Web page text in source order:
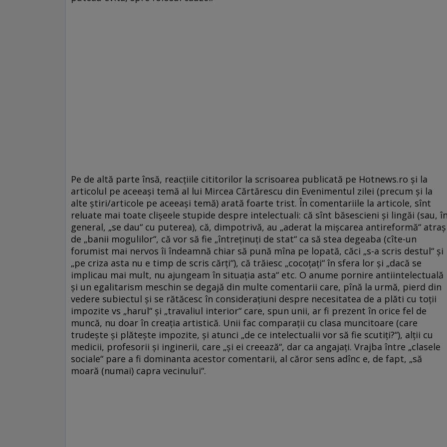
Pe de altă parte însă, reacţiile cititorilor la scrisoarea publicată pe Hotnews.ro şi la
articolul pe aceeaşi temă al lui Mircea Cărtărescu din Evenimentul zilei (precum şi la
alte ştiri/articole pe aceeaşi temă) arată foarte trist. În comentariile la articole, sînt
reluate mai toate clişeele stupide despre intelectuali: că sînt băsescieni şi lingăi (sau,
general, „se dau“ cu puterea), că, dimpotrivă, au „aderat la mişcarea antireformă“
de „banii mogulilor“, că vor să fie „întreţinuţi de stat“ ca să stea degeaba (cîte-un
forumist mai nervos îi îndeamnă chiar să pună mîna pe lopată, căci „s-a scris destul“ şi
„pe criza asta nu e timp de scris cărţi“), că trăiesc „cocoţaţi“ în sfera lor şi „dacă se
implicau mai mult, nu ajungeam în situaţia asta“ etc. O anume pornire antiintelectuală
şi un egalitarism meschin se degajă din multe comentarii care, pînă la urmă, pierd din
vedere subiectul şi se rătăcesc în consideraţiuni despre necesitatea de a plăti cu toţii
impozite vs „harul“ şi „travaliul interior“ care, spun unii, ar fi prezent în orice fel de
muncă, nu doar în creaţia artistică. Unii fac comparaţii cu clasa muncitoare (care
trudeşte şi plăteşte impozite, şi atunci „de ce intelectualii vor să fie scutiţi?“), alţii cu
medicii, profesorii şi inginerii, care „şi ei creează“, dar ca angajaţi. Vrajba între „clasele
sociale“ pare a fi dominanta acestor comentarii, al căror sens adînc e, de fapt, „să
moară (numai) capra vecinului“.